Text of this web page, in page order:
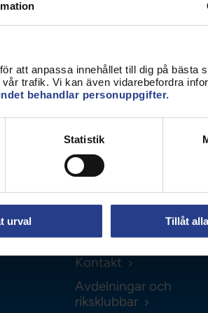
att anpassa innehållet till dig på bästa
trafik. Vi kan även vidarebefordra
behandlar personuppgifter.
Statistik
urval Tillåt
dagen med ett
vidare!
Lönestatistik
Kontakt
Avdelningar och
riksklubbar